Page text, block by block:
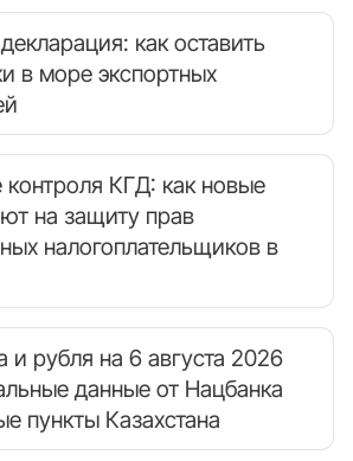
как оставить
в море экспортных
КГД: как новые
на защиту прав
налогоплательщиков в
и рубля на 6 августа 2026
данные от Нацбанка
пункты Казахстана